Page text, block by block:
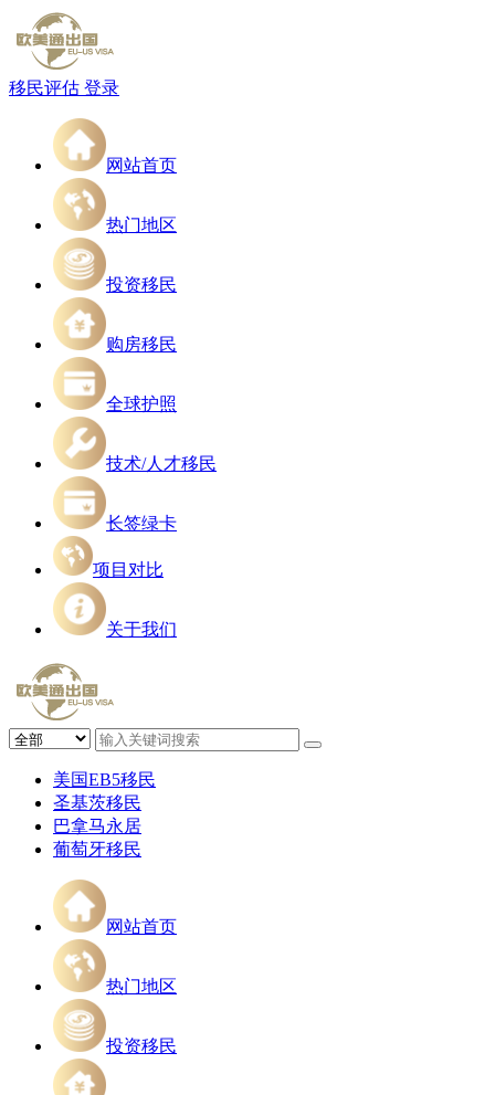
移民评估 登录
网站首页
热门地区
投资移民
购房移民
全球护照
技术/人才移民
长签绿卡
项目对比
关于我们
美国EB5移民
圣基茨移民
巴拿马永居
葡萄牙移民
网站首页
热门地区
投资移民